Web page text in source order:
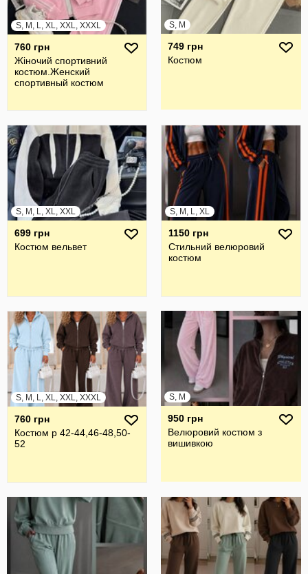
S, M, L, XL, XXL, XXXL
760 грн
Жiночий спортивний
костюм.Женский
спортивный костюм
S, M
749 грн
Костюм
S, M, L, XL, XXL
699 грн
Костюм вельвет
S, M, L, XL
1150 грн
Стильний велюровий
костюм
S, M, L, XL, XXL, XXXL
760 грн
Костюм р 42-44,46-48,50-
52
S, M
950 грн
Велюровий костюм з
вишивкою